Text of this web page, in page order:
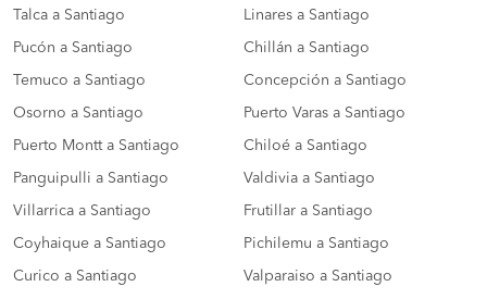
Talca a Santiago Linares a Santiago
Pucón a Santiago Chillán a Santiago
Temuco a Santiago Concepción a Santiago
Osorno a Santiago Puerto Varas a Santiago
Puerto Montt a Santiago Chiloé a Santiago
Panguipulli a Santiago Valdivia a Santiago
Villarrica a Santiago Frutillar a Santiago
Coyhaique a Santiago Pichilemu a Santiago
Curico a Santiago Valparaiso a Santiago